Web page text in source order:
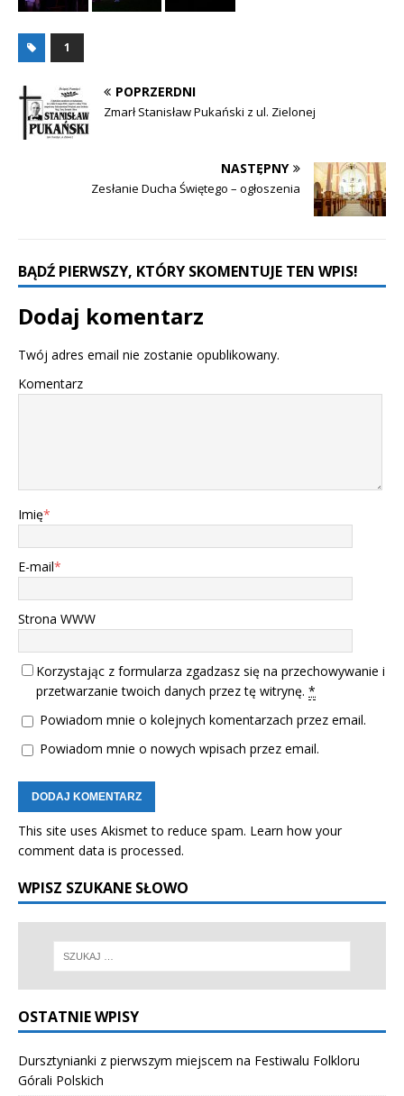
1
POPRZERDNI
Zmarł Stanisław Pukański z ul. Zielonej
NASTĘPNY
Zesłanie Ducha Świętego – ogłoszenia
BĄDŹ PIERWSZY, KTÓRY SKOMENTUJE TEN WPIS!
Dodaj komentarz
Twój adres email nie zostanie opublikowany.
Komentarz
Imię*
E-mail*
Strona WWW
Korzystając z formularza zgadzasz się na przechowywanie i
przetwarzanie twoich danych przez tę witrynę. *
Powiadom mnie o kolejnych komentarzach przez email.
Powiadom mnie o nowych wpisach przez email.
This site uses Akismet to reduce spam. Learn how your
comment data is processed.
WPISZ SZUKANE SŁOWO
OSTATNIE WPISY
Dursztynianki z pierwszym miejscem na Festiwalu Folkloru
Górali Polskich